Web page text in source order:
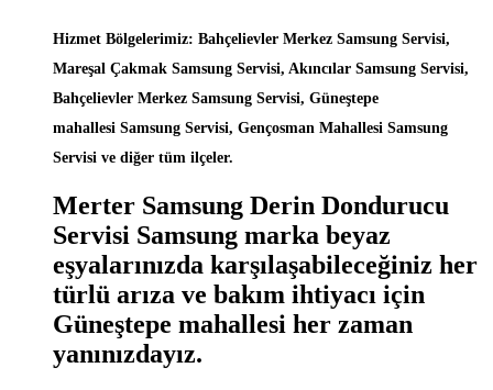
Hizmet Bölgelerimiz: Bahçelievler Merkez Samsung Servisi,
Mareşal Çakmak Samsung Servisi, Akıncılar Samsung Servisi,
Bahçelievler Merkez Samsung Servisi, Güneştepe
mahallesi Samsung Servisi, Gençosman Mahallesi Samsung
Servisi ve diğer tüm ilçeler.
Merter Samsung Derin Dondurucu
Servisi Samsung marka beyaz
eşyalarınızda karşılaşabileceğiniz her
türlü arıza ve bakım ihtiyacı için
Güneştepe mahallesi her zaman
yanınızdayız.